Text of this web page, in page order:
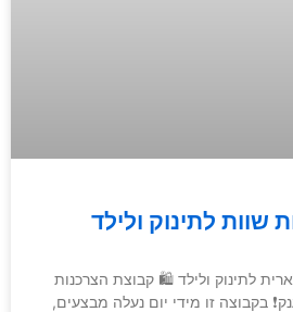
שוות לתינוק ולילד
לתינוק ולילד 🛍 קבוצת הצרכנות
בקבוצה זו מידי יום נעלה מבצעים,